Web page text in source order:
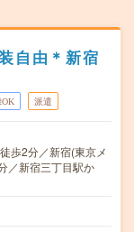
自由＊新宿
OK 派遣
歩2分／新宿(東京メ
／新宿三丁目駅か